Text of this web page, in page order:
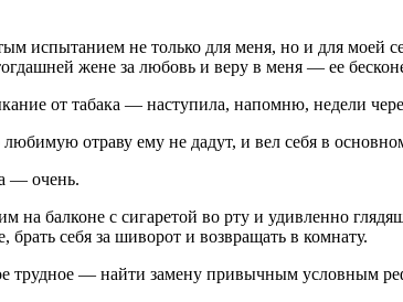
испытанием не только для меня, но и для
жене за любовь и веру в меня — ее
от табака — наступила, напомню, недели
отраву ему не дадут, и вел себя в
— очень.
на балконе с сигаретой во рту и удивленно
себя за шиворот и возвращать в комнату.
трудное — найти замену привычным условным